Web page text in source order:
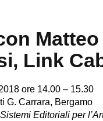
Matteo
Link
ore 14.00 – 15.30
G. Carrara, Bergamo
Sistemi Editoriali per